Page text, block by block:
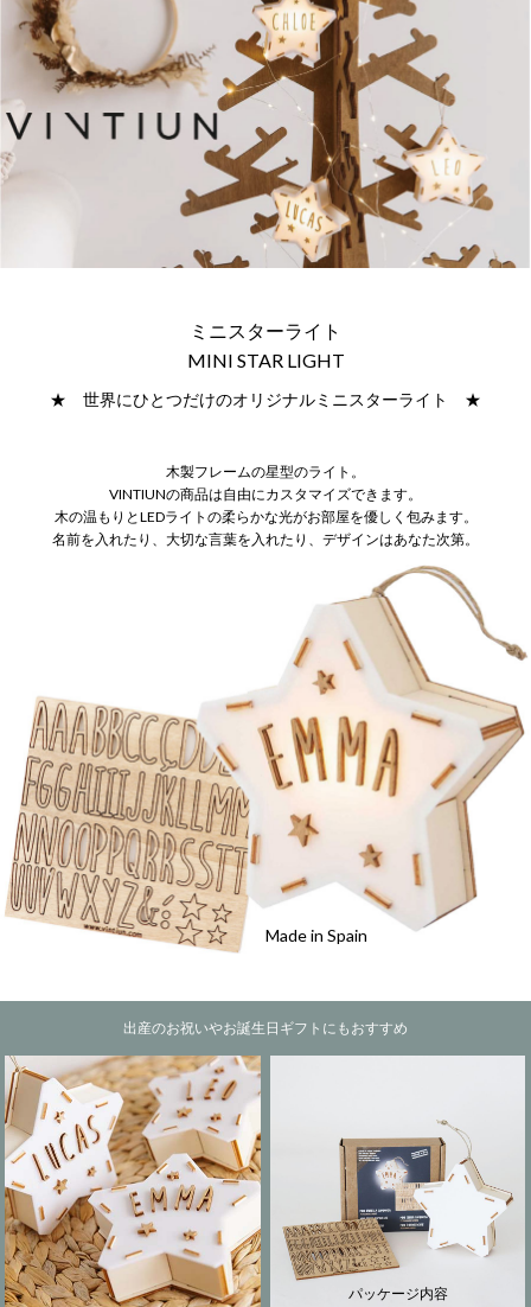
ミニスターライト
MINI STAR LIGHT
★ 世界にひとつだけのオリジナルミニスターライト ★
木製フレームの星型のライト。
VINTIUNの商品は自由にカスタマイズできます。
木の温もりとLEDライトの柔らかな光がお部屋を優しく包みます。
名前を入れたり、大切な言葉を入れたり、デザインはあなた次第。
Made in Spain
出産のお祝いやお誕生日ギフトにもおすすめ
パッケージ内容